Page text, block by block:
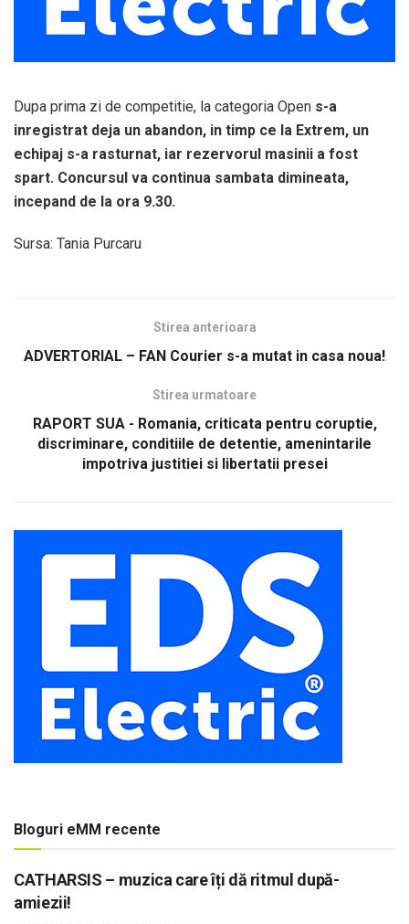
Dupa prima zi de competitie, la categoria Open s-a
inregistrat deja un abandon, in timp ce la Extrem, un
echipaj s-a rasturnat, iar rezervorul masinii a fost
spart. Concursul va continua sambata dimineata,
incepand de la ora 9.30.
Sursa: Tania Purcaru
Stirea anterioara
ADVERTORIAL – FAN Courier s-a mutat in casa noua!
Stirea urmatoare
RAPORT SUA - Romania, criticata pentru coruptie,
discriminare, conditiile de detentie, amenintarile
impotriva justitiei si libertatii presei
Bloguri eMM recente
CATHARSIS – muzica care îți dă ritmul după-
amiezii!